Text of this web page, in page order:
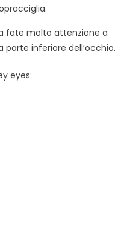
fate molto attenzione a
inferiore dell’occhio.
eyes: